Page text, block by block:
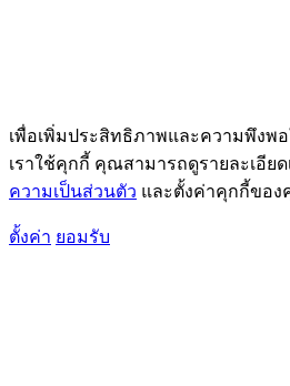
เพื่อเพิ่มประสิทธิภาพและความพึงพอ
เราใช้คุกกี้ คุณสามารถดูรายละเอียด
ความเป็นส่วนตัว และตั้งค่าคุกกี้ขอ
ตั้งค่า ยอมรับ